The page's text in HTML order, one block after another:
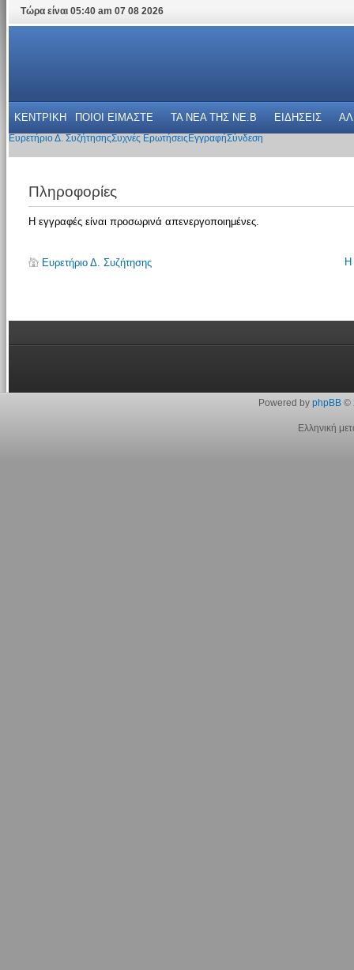
Τώρα είναι 05:40 am 07 08 2026
ΚΕΝΤΡΙΚΗ ΠΟΙΟΙ ΕΙΜΑΣΤΕ ΤΑ ΝΕΑ THΣ NE.B ΕΙΔΗΣΕΙΣ
Ευρετήριο Δ. ΣυζήτησηςΣυχνές Ερωτήσεις ΕγγραφήΣύνδεση
Πληροφορίες
Η εγγραφές είναι προσωρινά απενεργοποιημένες.
Ευρετήριο Δ. Συζήτησης Η
Powered by phpBB©
Ελληνική